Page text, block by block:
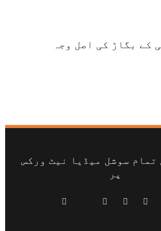
کے بگاڑ کی اصل وجہ
تمام سوشل میڈیا نیٹ ورکس
پر